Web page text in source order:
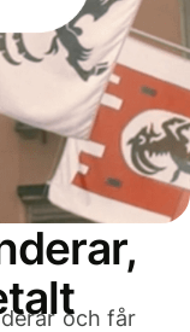
och får